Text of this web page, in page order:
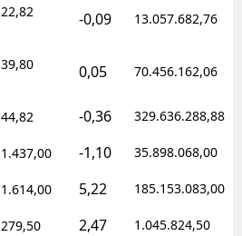
22,82 -0,09 13.057.682,76
39,80 0,05 70.456.162,06
44,82 -0,36 329.636.288,88
1.437,00 -1,10 35.898.068,00
1.614,00 5,22 185.153.083,00
279,50 2,47 1.045.824,50